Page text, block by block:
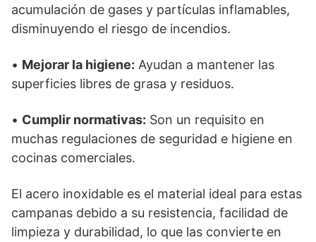
acumulación de gases y partículas inflamables,
disminuyendo el riesgo de incendios.
• Mejorar la higiene: Ayudan a mantener las
superficies libres de grasa y residuos.
• Cumplir normativas: Son un requisito en
muchas regulaciones de seguridad e higiene en
cocinas comerciales.
El acero inoxidable es el material ideal para estas
campanas debido a su resistencia, facilidad de
limpieza y durabilidad, lo que las convierte en